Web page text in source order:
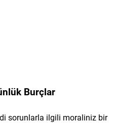
Burçlar
sorunlarla ilgili moraliniz bir